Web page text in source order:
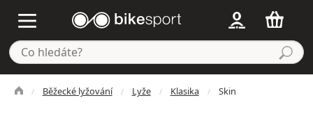
Běžecké lyžování Lyže Klasika Skin